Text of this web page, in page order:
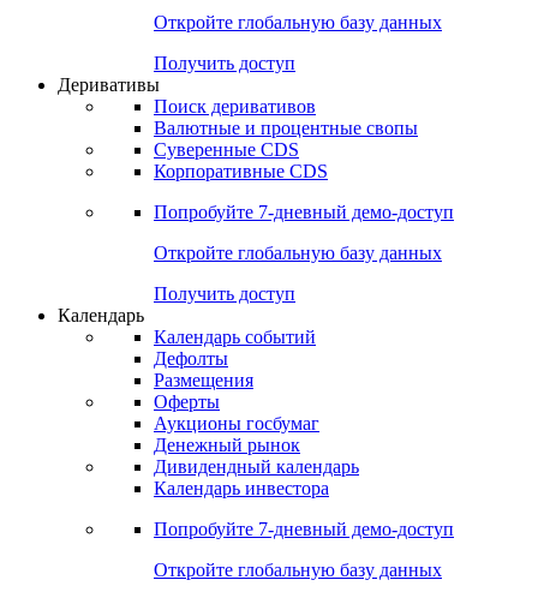
Откройте глобальную базу данных
Получить доступ
Деривативы
Поиск деривативов
Валютные и процентные свопы
Суверенные CDS
Корпоративные CDS
Попробуйте 7-дневный демо-доступ
Откройте глобальную базу данных
Получить доступ
Календарь
Календарь событий
Дефолты
Размещения
Оферты
Аукционы госбумаг
Денежный рынок
Дивидендный календарь
Календарь инвестора
Попробуйте 7-дневный демо-доступ
Откройте глобальную базу данных